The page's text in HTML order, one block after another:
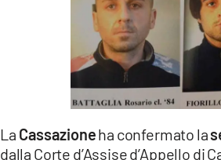
LACITYMAG.IT
ILREGGINO.IT
COSENZACHANNEL.IT
La Cassazioneha confermato la
dalla Corte d’Assise d’Appello di